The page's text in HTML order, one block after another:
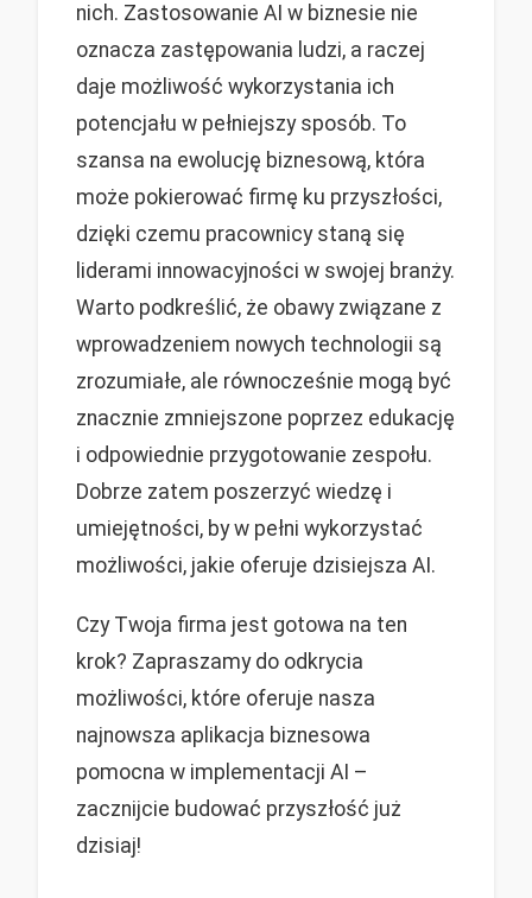
nich. Zastosowanie AI w biznesie nie
oznacza zastępowania ludzi, a raczej
daje możliwość wykorzystania ich
potencjału w pełniejszy sposób. To
szansa na ewolucję biznesową, która
może pokierować firmę ku przyszłości,
dzięki czemu pracownicy staną się
liderami innowacyjności w swojej branży.
Warto podkreślić, że obawy związane z
wprowadzeniem nowych technologii są
zrozumiałe, ale równocześnie mogą być
znacznie zmniejszone poprzez edukację
i odpowiednie przygotowanie zespołu.
Dobrze zatem poszerzyć wiedzę i
umiejętności, by w pełni wykorzystać
możliwości, jakie oferuje dzisiejsza AI.
Czy Twoja firma jest gotowa na ten
krok? Zapraszamy do odkrycia
możliwości, które oferuje nasza
najnowsza aplikacja biznesowa
pomocna w implementacji AI –
zacznijcie budować przyszłość już
dzisiaj!